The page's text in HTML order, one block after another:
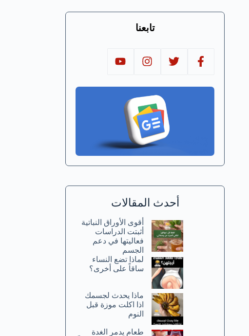
تابعنا
أحدث المقالات
أقوى الأوراق النباتية
أثبتت الدراسات
فعاليتها في دعم
الجسم
لماذا تضع النساء
ساقاً على أخرى؟
ماذا يحدث لجسمك
اذا اكلت موزة قبل
النوم
طعام يدمر الغدة